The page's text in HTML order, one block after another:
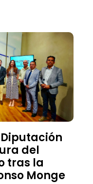
del
tras la
Monge